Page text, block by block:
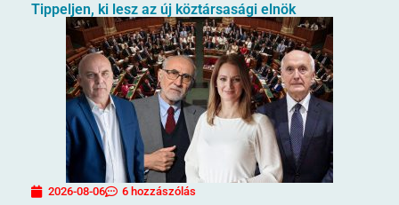
Tippeljen, ki lesz az új köztársasági elnök
2026-08-06 6 hozzászólás